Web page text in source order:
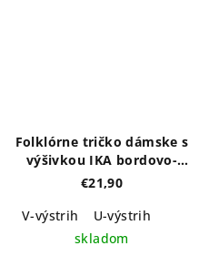
Folklórne tričko dámske s
výšivkou IKA bordovo-
zlato-tmavozelená
€21,90
V-výstrih
U-výstrih
skladom